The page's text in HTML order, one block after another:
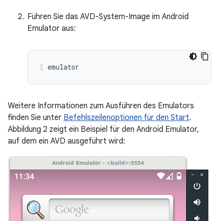
Führen Sie das AVD-System-Image im Android
Emulator aus:
emulator
Weitere Informationen zum Ausführen des Emulators
finden Sie unter Befehlszeilenoptionen für den Start.
Abbildung 2 zeigt ein Beispiel für den Android Emulator,
auf dem ein AVD ausgeführt wird: